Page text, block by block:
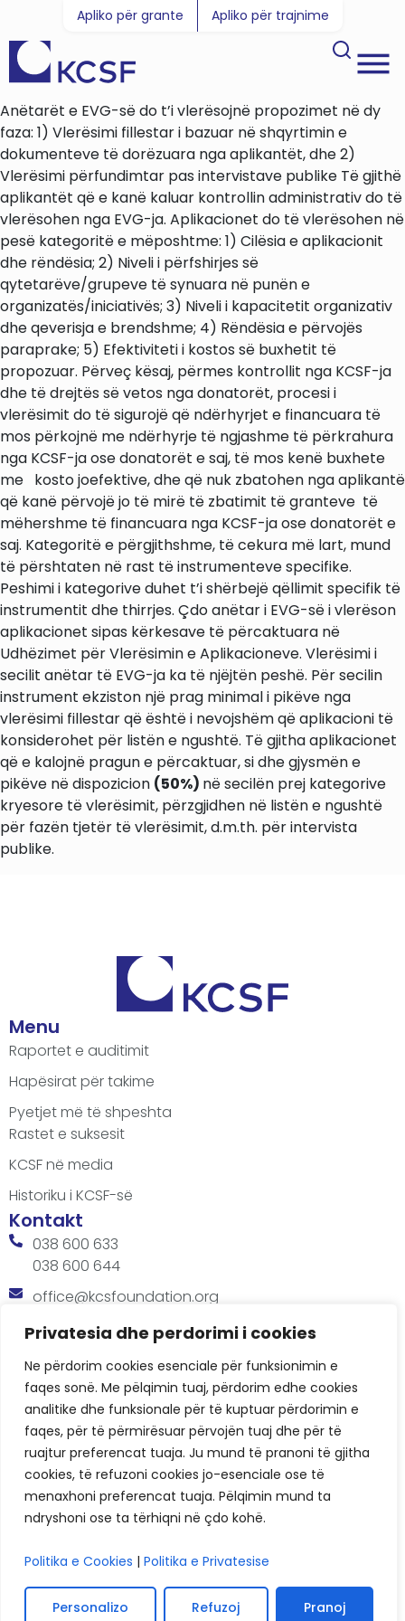
Privatesia dhe perdorimi i cookies
Ne përdorim cookies esenciale për funksionimin e
faqes sonë. Me pëlqimin tuaj, përdorim edhe cookies
analitike dhe funksionale për të kuptuar përdorimin e
faqes, për të përmirësuar përvojën tuaj dhe për të
ruajtur preferencat tuaja. Ju mund të pranoni të gjitha
cookies, të refuzoni cookies jo-esenciale ose të
menaxhoni preferencat tuaja. Pëlqimin mund ta
ndryshoni ose ta tërhiqni në çdo kohë.
Politika e Cookies | Politika e Privatesise
Personalizo Refuzoj Pranoj
Apliko për grante Apliko për trajnime
Anëtarët e EVG-së do t’i vlerësojnë propozimet në dy
faza: 1) Vlerësimi fillestar i bazuar në shqyrtimin e
dokumenteve të dorëzuara nga aplikantët, dhe 2)
Vlerësimi përfundimtar pas intervistave publike Të gjithë
aplikantët që e kanë kaluar kontrollin administrativ do të
vlerësohen nga EVG-ja. Aplikacionet do të vlerësohen në
pesë kategoritë e mëposhtme: 1) Cilësia e aplikacionit
dhe rëndësia; 2) Niveli i përfshirjes së
qytetarëve/grupeve të synuara në punën e
organizatës/iniciativës; 3) Niveli i kapacitetit organizativ
dhe qeverisja e brendshme; 4) Rëndësia e përvojës
paraprake; 5) Efektiviteti i kostos së buxhetit të
propozuar. Përveç kësaj, përmes kontrollit nga KCSF-ja
dhe të drejtës së vetos nga donatorët, procesi i
vlerësimit do të sigurojë që ndërhyrjet e financuara të
mos përkojnë me ndërhyrje të ngjashme të përkrahura
nga KCSF-ja ose donatorët e saj, të mos kenë buxhete
me kosto joefektive, dhe që nuk zbatohen nga aplikantë
që kanë përvojë jo të mirë të zbatimit të granteve të
mëhershme të financuara nga KCSF-ja ose donatorët e
saj. Kategoritë e përgjithshme, të cekura më lart, mund
të përshtaten në rast të instrumenteve specifike.
Peshimi i kategorive duhet t’i shërbejë qëllimit specifik të
instrumentit dhe thirrjes. Çdo anëtar i EVG-së i vlerëson
aplikacionet sipas kërkesave të përcaktuara në
Udhëzimet për Vlerësimin e Aplikacioneve. Vlerësimi i
secilit anëtar të EVG-ja ka të njëjtën peshë. Për secilin
instrument ekziston një prag minimal i pikëve nga
vlerësimi fillestar që është i nevojshëm që aplikacioni të
konsiderohet për listën e ngushtë. Të gjitha aplikacionet
që e kalojnë pragun e përcaktuar, si dhe gjysmën e
pikëve në dispozicion (50%) në secilën prej kategorive
kryesore të vlerësimit, përzgjidhen në listën e ngushtë
për fazën tjetër të vlerësimit, d.m.th. për intervista
publike.
Menu
Raportet e auditimit
Hapësirat për takime
Pyetjet më të shpeshta
Rastet e suksesit
KCSF në media
Historiku i KCSF-së
Kontakt
038 600 633
038 600 644
office@kcsfoundation.org
Besa Imami, Lam A, H1, Kat.12, nr. 65-1, Lakrishtë,
Orari
8:00 AM - 4:00 PM
KCSF © 2026
Politikat e Privatësisë
Cookies